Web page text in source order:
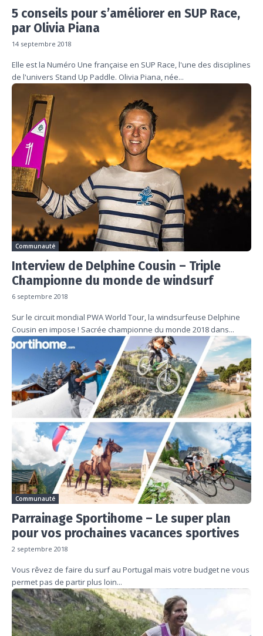
5 conseils pour s’améliorer en SUP Race,
par Olivia Piana
14 septembre 2018
Elle est la Numéro Une française en SUP Race, l'une des disciplines
de l'univers Stand Up Paddle. Olivia Piana, née...
Communauté
Interview de Delphine Cousin – Triple
Championne du monde de windsurf
6 septembre 2018
Sur le circuit mondial PWA World Tour, la windsurfeuse Delphine
Cousin en impose ! Sacrée championne du monde 2018 dans...
Communauté
Parrainage Sportihome – Le super plan
pour vos prochaines vacances sportives
2 septembre 2018
Vous rêvez de faire du surf au Portugal mais votre budget ne vous
permet pas de partir plus loin...